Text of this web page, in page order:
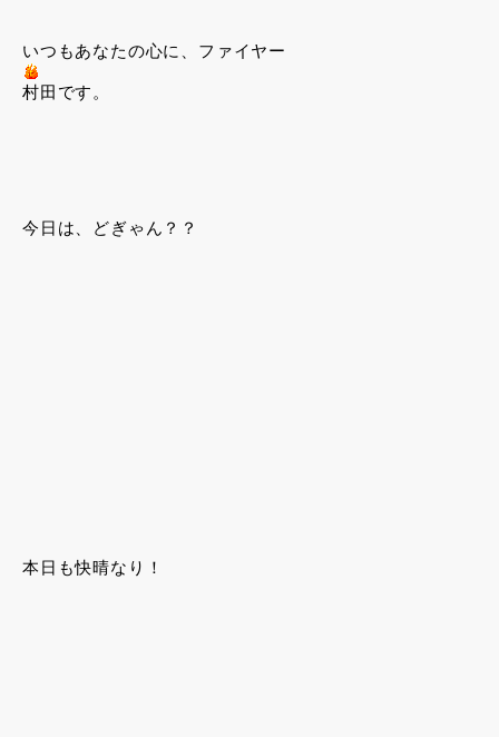
いつもあなたの心に、ファイヤー
村田です。
今日は、どぎゃん？？
本日も快晴なり！